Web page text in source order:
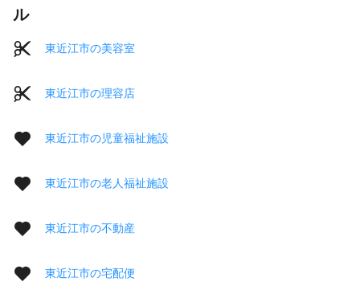
ル
東近江市の美容室
東近江市の理容店
東近江市の児童福祉施設
東近江市の老人福祉施設
東近江市の不動産
東近江市の宅配便